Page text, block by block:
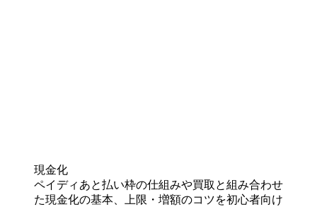
現金化
ペイディあと払い枠の仕組みや買取と組み合わせ
た現金化の基本、上限・増額のコツを初心者向け